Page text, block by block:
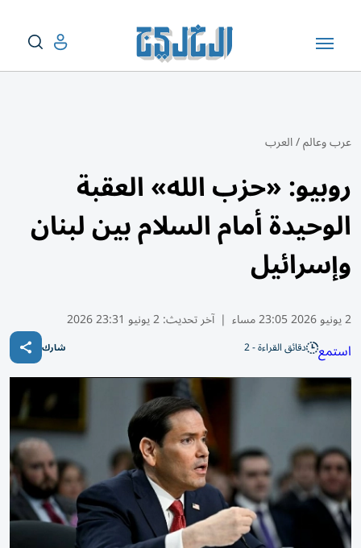
عرب وعالم/العرب
روبيو: «حزب الله» العقبة
الوحيدة أمام السلام بين لبنان
وإسرائيل
2 يونيو 2026 23:05 مساء | آخر تحديث:2 يونيو 23:31 2026
استمع دقائق القراءة - 2 شارك